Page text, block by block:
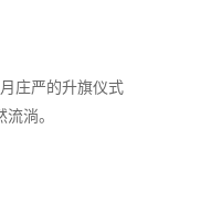
庄严的升旗仪式
淌。